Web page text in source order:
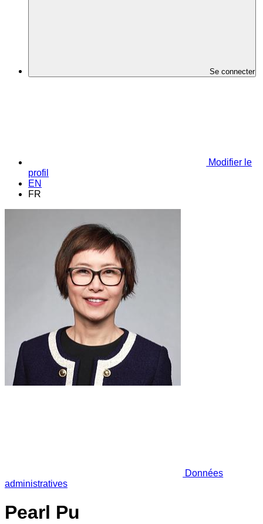
Se connecter
Modifier le
profil
EN
FR
Données
administratives
Pearl Pu